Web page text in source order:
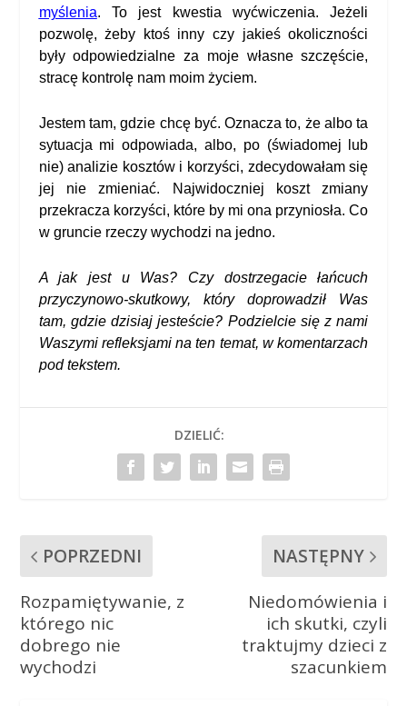
myślenia. To jest kwestia wyćwiczenia. Jeżeli
pozwolę, żeby ktoś inny czy jakieś okoliczności
były odpowiedzialne za moje własne szczęście,
stracę kontrolę nam moim życiem.
Jestem tam, gdzie chcę być. Oznacza to, że albo ta
sytuacja mi odpowiada, albo, po (świadomej lub
nie) analizie kosztów i korzyści, zdecydowałam się
jej nie zmieniać. Najwidoczniej koszt zmiany
przekracza korzyści, które by mi ona przyniosła. Co
w gruncie rzeczy wychodzi na jedno.
A jak jest u Was? Czy dostrzegacie łańcuch
przyczynowo-skutkowy, który doprowadził Was
tam, gdzie dzisiaj jesteście? Podzielcie się z nami
Waszymi refleksjami na ten temat, w komentarzach
pod tekstem.
DZIELIĆ:
POPRZEDNI
Rozpamiętywanie, z
którego nic
dobrego nie
wychodzi
NASTĘPNY
Niedomówienia i
ich skutki, czyli
traktujmy dzieci z
szacunkiem